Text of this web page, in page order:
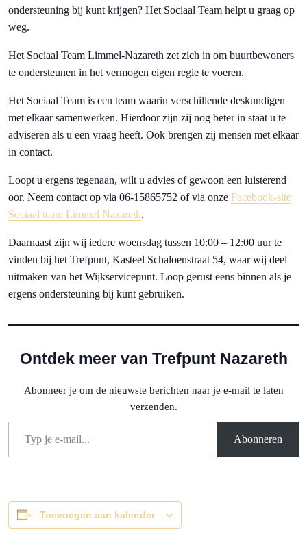
ondersteuning bij kunt krijgen? Het Sociaal Team helpt u graag op
weg.
Het Sociaal Team Limmel-Nazareth zet zich in om buurtbewoners
te ondersteunen in het vermogen eigen regie te voeren.
Het Sociaal Team is een team waarin verschillende deskundigen
met elkaar samenwerken. Hierdoor zijn zij nog beter in staat u te
adviseren als u een vraag heeft. Ook brengen zij mensen met elkaar
in contact.
Loopt u ergens tegenaan, wilt u advies of gewoon een luisterend
oor. Neem contact op via 06-15865752 of via onze Facebook-site
Sociaal team Limmel Nazareth.
Daarnaast zijn wij iedere woensdag tussen 10:00 – 12:00 uur te
vinden bij het Trefpunt, Kasteel Schaloenstraat 54, waar wij deel
uitmaken van het Wijkservicepunt. Loop gerust eens binnen als je
ergens ondersteuning bij kunt gebruiken.
Ontdek meer van Trefpunt Nazareth
Abonneer je om de nieuwste berichten naar je e-mail te laten
verzenden.
Typ je e-mail...
Abonneren
Toevoegen aan kalender